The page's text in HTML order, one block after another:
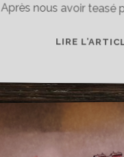
Après nous avoir teasé
LIRE